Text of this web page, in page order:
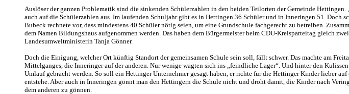
Auslöser der ganzen Problematik sind die sinkenden Schülerzahlen in den beiden Teilorten der Gemeinde
auch auf die Schülerzahlen aus. Im laufenden Schuljahr gibt es in Hettingen 36 Schüler und in Inneringen 51.
Bubeck rechnete vor, dass mindestens 40 Schüler nötig seien, um eine Grundschule fachgerecht zu betreiben.
dem Namen Bildungshaus aufgenommen werden. Das haben dem Bürgermeister beim CDU-Kreisparteitag gleich
Landesumweltministerin Tanja Gönner.
Doch die Einigung, welcher Ort künftig Standort der gemeinsamen Schule sein soll, fällt schwer. Das machte am
Mittelganges, die Inneringer auf der anderen. Nur wenige wagten sich ins „feindliche Lager“. Und hinter den
Umlauf gebracht werden. So soll ein Hettinger Unternehmer gesagt haben, er richte für die Hettinger Kinder lieber
entstehe. Aber auch in Inneringen gönnt man den Hettingern die Schule nicht und droht damit, die Kinder nach
dem anderen zu gönnen.